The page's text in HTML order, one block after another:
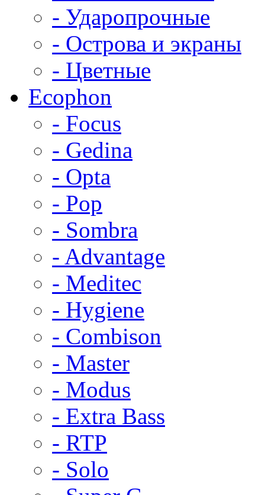
- Ударопрочные
- Острова и экраны
- Цветные
Ecophon
- Focus
- Gedina
- Opta
- Pop
- Sombra
- Advantage
- Meditec
- Hygiene
- Combison
- Master
- Modus
- Extra Bass
- RTP
- Solo